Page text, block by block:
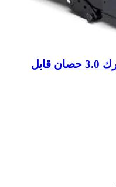
جهاز مشي مارشال فيتنس بمحرك 3.0 حصان قابل